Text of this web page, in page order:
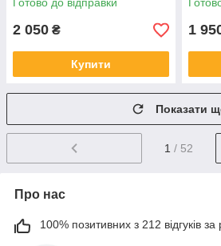
2 050 ₴
Купити
1
Показати
1 / 52
Про нас
100% позитивних з 212 відгуків за